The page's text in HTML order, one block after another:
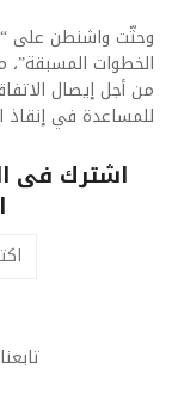
وحثّت واشنطن على
الخطوات
من أجل إيصال
للمساعدة في إنقاذ
اشترك فى